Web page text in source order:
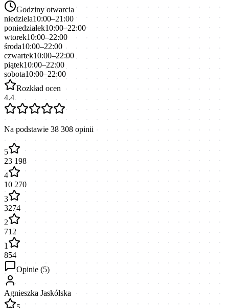
Godziny otwarcia
niedziela10:00–21:00
poniedziałek10:00–22:00
wtorek10:00–22:00
środa10:00–22:00
czwartek10:00–22:00
piątek10:00–22:00
sobota10:00–22:00
Rozkład ocen
4.4
Na podstawie 38 308 opinii
5
23 198
4
10 270
3
3274
2
712
1
854
Opinie (5)
Agnieszka Jaskólska